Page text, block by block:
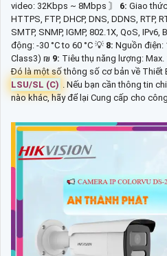
video: 32Kbps ~ 8Mbps 〙 6: Giao thức
HTTPS, FTP, DHCP, DNS, DDNS, RTP,
SMTP, SNMP, IGMP, 802.1X, QoS, IPv6,
động: -30 °C to 60 °C 💡 8: Nguồn điện:
Class3) ₪ 9: Tiêu thụ năng lượng: Max.
Đó là một số thông số cơ bản về Thiết
LSU/SL (C) . Nếu bạn cần thông tin
nào khác, hãy để lại Cung cấp cho